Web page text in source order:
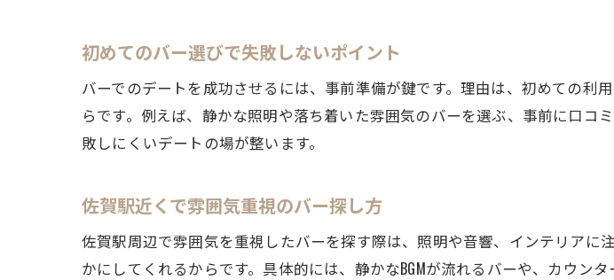
デートに最適なバ
落ち着いたインテ
初めてのバー選びで失敗しないポイント
バーでのデートを成功させるには、事前準備が鍵です。理由は、初めての
らです。例えば、静かな照明や落ち着いた雰囲気のバーを選ぶ、事前に口
敗しにくいデートの場が整います。
佐賀駅近くで雰囲気重視のバー探し方
佐賀駅周辺で雰囲気を重視したバーを探す際は、照明や音響、インテリア
かにしてくれるからです。具体的には、静かなBGMが流れるバーや、カウン